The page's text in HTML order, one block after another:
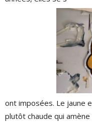
ont imposées. Le jaune
plutôt chaude qui